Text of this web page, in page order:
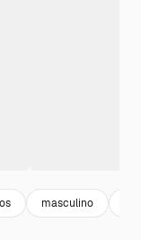
masculino